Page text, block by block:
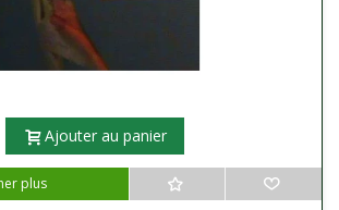
Ajouter au panier
plus